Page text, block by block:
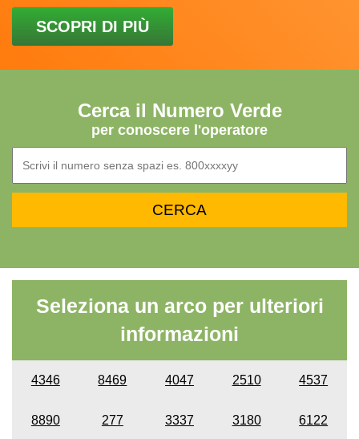
SCOPRI DI PIÙ
Cerca il Numero Verde
per conoscere l'operatore
Seleziona un arco per ulteriori
informazioni
4346 8469 4047 2510 4537
8890 277 3337 3180 6122